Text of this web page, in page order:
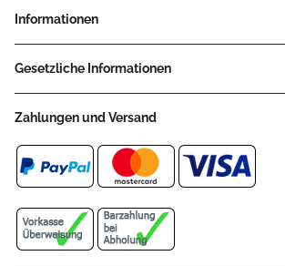
Informationen
Gesetzliche Informationen
Zahlungen und Versand